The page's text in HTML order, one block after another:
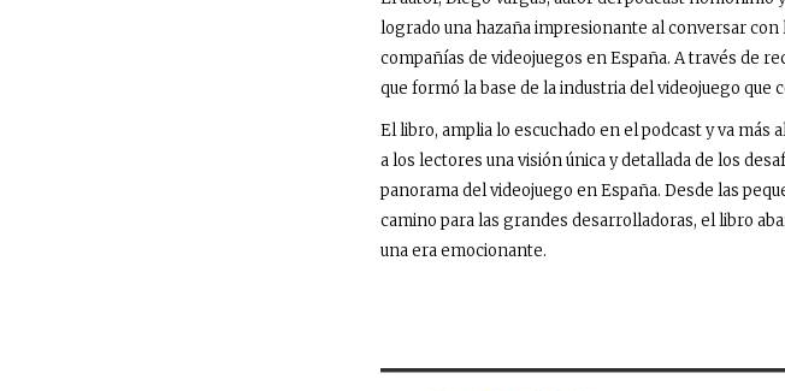
logrado una hazaña impresionante al conversar
compañías de videojuegos en España. A través de
que formó la base de la industria del videojuego que
El libro, amplia lo escuchado en el podcast y va
a los lectores una visión única y detallada de los
panorama del videojuego en España. Desde las
camino para las grandes desarrolladoras, el libro
una era emocionante.